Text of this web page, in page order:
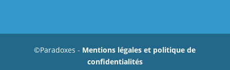
©Paradoxes - Mentions légales et politique de
confidentialités